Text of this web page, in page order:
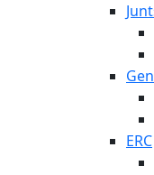
ERC